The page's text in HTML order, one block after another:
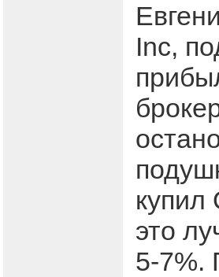
Inc,
купил
это
5-7%.